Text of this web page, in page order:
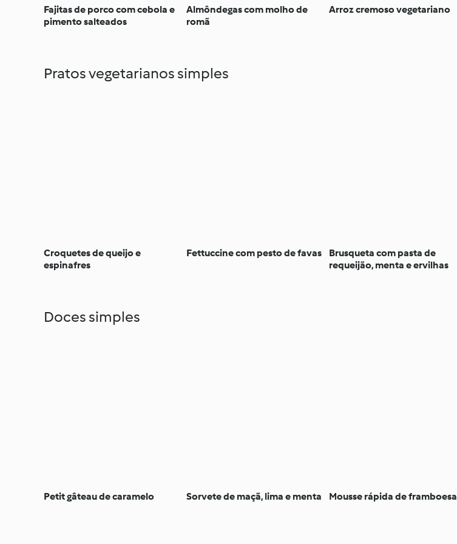
Fajitas de porco com cebola e
pimento salteados
Almôndegas com molho de
romã
Arroz cremoso vegetariano
Pratos vegetarianos simples
Croquetes de queijo e
espinafres
Fettuccine com pesto de favas
Brusqueta com pasta de
requeijão, menta e ervilhas
Doces simples
Petit gâteau de caramelo Sorvete de maçã, lima e menta Mousse rápida de framboesa